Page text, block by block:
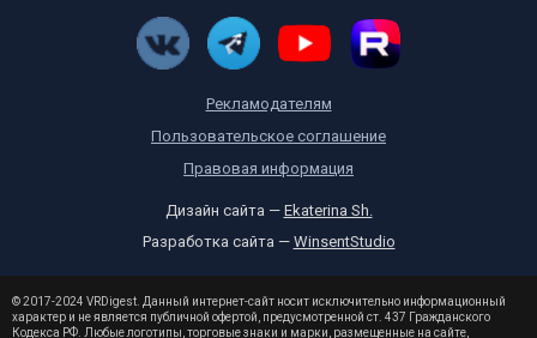
Рекламодателям
Пользовательское соглашение
Правовая информация
Дизайн сайта — Ekaterina Sh.
Разработка сайта — WinsentStudio
© 2017-2024 VRDigest. Данный интернет-сайт носит исключительно информационный
характер и не является публичной офертой, предусмотренной ст. 437 Гражданского
Кодекса РФ. Любые логотипы, торговые знаки и марки, размещенные на сайте,